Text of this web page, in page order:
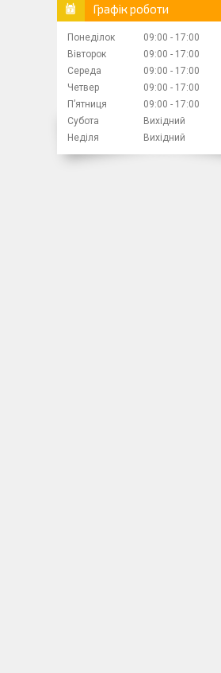
Графік роботи
Понеділок 09:00
17:00
Вівторок
09:00
17:00
Середа
09:00
17:00
Четвер
09:00
17:00
Пʼятниця
09:00
17:00
Субота
Вихідний
Неділя
Вихідний